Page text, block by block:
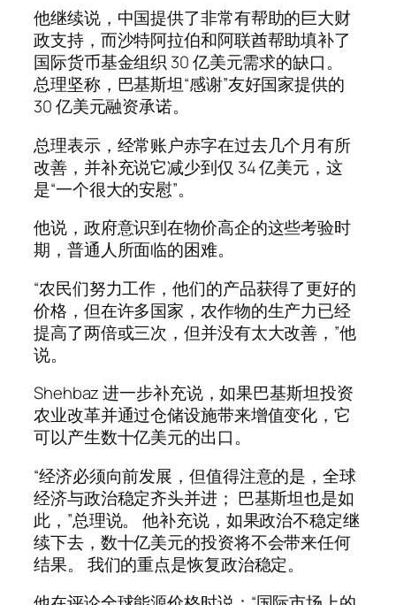
他继续说，中国提供了非常有帮助的巨大财
政支持，而沙特阿拉伯和阿联酋帮助填补了
国际货币基金组织 30 亿美元需求的缺口。
总理坚称，巴基斯坦“感谢”友好国家提供的
30 亿美元融资承诺。
总理表示，经常账户赤字在过去几个月有所
改善，并补充说它减少到仅 34 亿美元，这
是“一个很大的安慰”。
他说，政府意识到在物价高企的这些考验时
期，普通人所面临的困难。
“农民们努力工作，他们的产品获得了更好的
价格，但在许多国家，农作物的生产力已经
提高了两倍或三次，但并没有太大改善，”他
说。
Shehbaz 进一步补充说，如果巴基斯坦投资
农业改革并通过仓储设施带来增值变化，它
可以产生数十亿美元的出口。
“经济必须向前发展，但值得注意的是，全球
经济与政治稳定齐头并进； 巴基斯坦也是如
此，”总理说。 他补充说，如果政治不稳定继
续下去，数十亿美元的投资将不会带来任何
结果。 我们的重点是恢复政治稳定。